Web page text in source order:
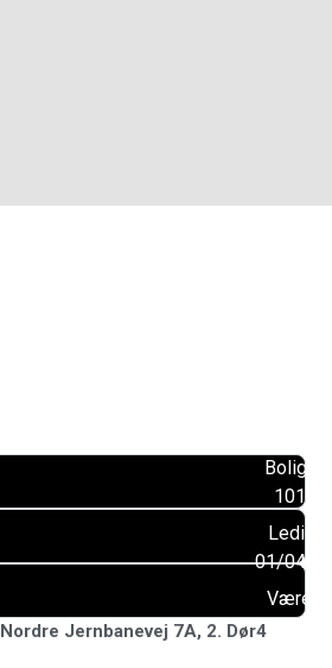
Nordre Jernbanevej 7A, 2. Dør4
101
Ledig
01/04/